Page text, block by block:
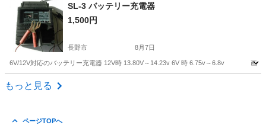
スタッドレスホイールセット
SL-3 バッテリー充電器
1,500円
長野市 8月7日
6V/12V対応のバッテリー充電器 12V時 13.80V～14.23v 6V 時 6.75v～6.8v 画像
長野 長野市
もっと見る
ページTOPへ